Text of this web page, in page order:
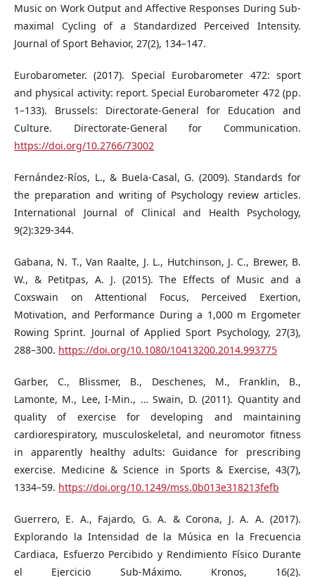
Music on Work Output and Affective Responses During Sub-
maximal Cycling of a Standardized Perceived Intensity.
Journal of Sport Behavior, 27(2), 134–147.
Eurobarometer. (2017). Special Eurobarometer 472: sport
and physical activity: report. Special Eurobarometer 472 (pp.
1–133). Brussels: Directorate-General for Education and
Culture. Directorate-General for Communication.
https://doi.org/10.2766/73002
Fernández-Ríos, L., & Buela-Casal, G. (2009). Standards for
the preparation and writing of Psychology review articles.
International Journal of Clinical and Health Psychology,
9(2):329-344.
Gabana, N. T., Van Raalte, J. L., Hutchinson, J. C., Brewer, B.
W., & Petitpas, A. J. (2015). The Effects of Music and a
Coxswain on Attentional Focus, Perceived Exertion,
Motivation, and Performance During a 1,000 m Ergometer
Rowing Sprint. Journal of Applied Sport Psychology, 27(3),
288–300. https://doi.org/10.1080/10413200.2014.993775
Garber, C., Blissmer, B., Deschenes, M., Franklin, B.,
Lamonte, M., Lee, I-Min., … Swain, D. (2011). Quantity and
quality of exercise for developing and maintaining
cardiorespiratory, musculoskeletal, and neuromotor fitness
in apparently healthy adults: Guidance for prescribing
exercise. Medicine & Science in Sports & Exercise, 43(7),
1334–59. https://doi.org/10.1249/mss.0b013e318213fefb
Guerrero, E. A., Fajardo, G. A. & Corona, J. A. A. (2017).
Explorando la Intensidad de la Música en la Frecuencia
Cardiaca, Esfuerzo Percibido y Rendimiento Físico Durante
el Ejercicio Sub-Máximo. Kronos, 16(2).